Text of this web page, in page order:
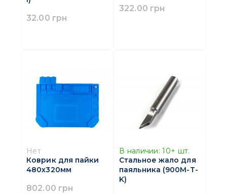
32.00 грн
322.00 грн
Нет
Коврик для пайки
480х320мм
802.00 грн
В наличии: 10+ шт.
Стальное жало для
паяльника (900M-T-
K)